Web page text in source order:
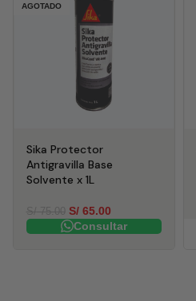
AGOTADO
Sika Protector
Antigravilla Base
Solvente x 1L
S/65.00
Consultar